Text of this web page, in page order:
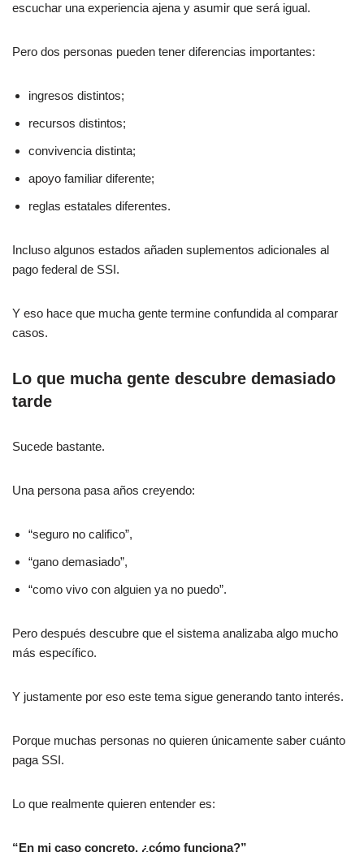
escuchar una experiencia ajena y asumir que será igual.
Pero dos personas pueden tener diferencias importantes:
ingresos distintos;
recursos distintos;
convivencia distinta;
apoyo familiar diferente;
reglas estatales diferentes.
Incluso algunos estados añaden suplementos adicionales al
pago federal de SSI.
Y eso hace que mucha gente termine confundida al comparar
casos.
Lo que mucha gente descubre demasiado
tarde
Sucede bastante.
Una persona pasa años creyendo:
“seguro no califico”,
“gano demasiado”,
“como vivo con alguien ya no puedo”.
Pero después descubre que el sistema analizaba algo mucho
más específico.
Y justamente por eso este tema sigue generando tanto interés.
Porque muchas personas no quieren únicamente saber cuánto
paga SSI.
Lo que realmente quieren entender es:
“En mi caso concreto, ¿cómo funciona?”